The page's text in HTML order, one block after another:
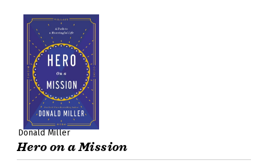
Donald Miller
Hero on a Mission